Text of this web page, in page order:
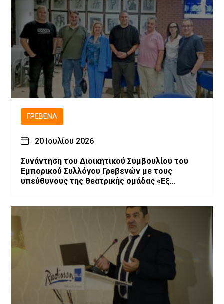
ΓΡΕΒΕΝΆ
20 Ιουλίου 2026
Συνάντηση του Διοικητικού Συμβουλίου του
Εμπορικού Συλλόγου Γρεβενών με τους
υπεύθυνους της θεατρικής ομάδας «Εξ